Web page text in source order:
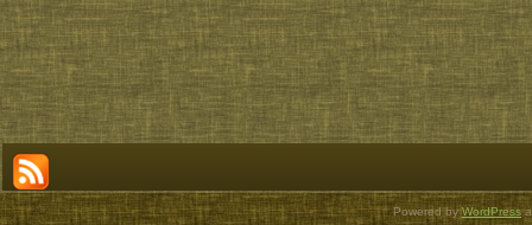
Powered byWordPress